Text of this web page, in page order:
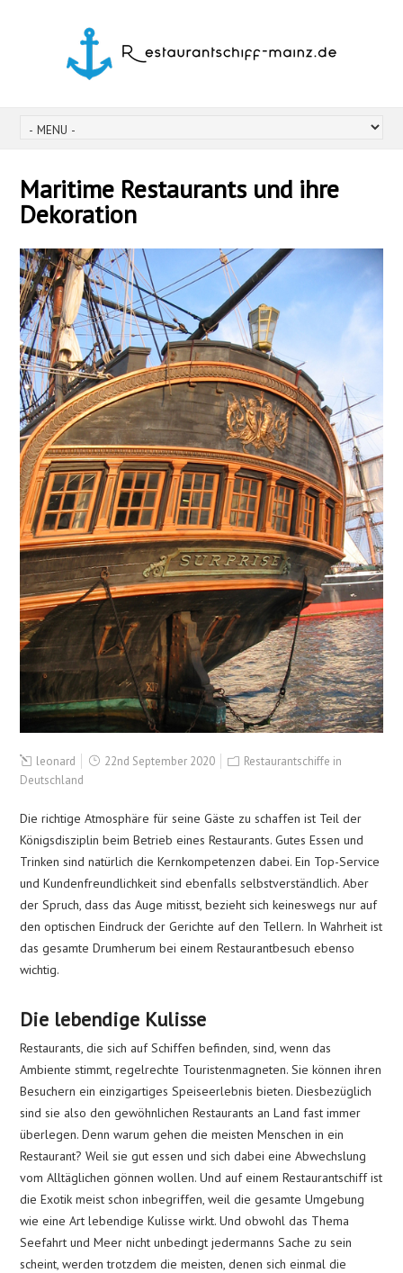
Maritime Restaurants und ihre
Dekoration
leonard 22nd September 2020
Restaurantschiffe in
Deutschland
Die richtige Atmosphäre für seine Gäste zu schaffen ist Teil der
Königsdisziplin beim Betrieb eines Restaurants. Gutes Essen und
Trinken sind natürlich die Kernkompetenzen dabei. Ein Top-Service
und Kundenfreundlichkeit sind ebenfalls selbstverständlich. Aber
der Spruch, dass das Auge mitisst, bezieht sich keineswegs nur auf
den optischen Eindruck der Gerichte auf den Tellern. In Wahrheit ist
das gesamte Drumherum bei einem Restaurantbesuch ebenso
wichtig.
Die lebendige Kulisse
Restaurants, die sich auf Schiffen befinden, sind, wenn das
Ambiente stimmt, regelrechte Touristenmagneten. Sie können ihren
Besuchern ein einzigartiges Speiseerlebnis bieten. Diesbezüglich
sind sie also den gewöhnlichen Restaurants an Land fast immer
überlegen. Denn warum gehen die meisten Menschen in ein
Restaurant? Weil sie gut essen und sich dabei eine Abwechslung
vom Alltäglichen gönnen wollen. Und auf einem Restaurantschiff ist
die Exotik meist schon inbegriffen, weil die gesamte Umgebung
wie eine Art lebendige Kulisse wirkt. Und obwohl das Thema
Seefahrt und Meer nicht unbedingt jedermanns Sache zu sein
scheint, werden trotzdem die meisten, denen sich einmal die